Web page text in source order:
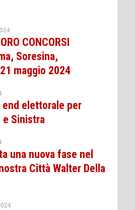
CONCORSI
Soresina,
maggio 2024
end elettorale per
e Sinistra
una nuova fase nel
Città Walter Della